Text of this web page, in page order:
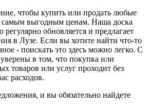
чтобы купить или продать любые
самым выгодным ценам. Наша доска
обновляется и предлагает
в Лузе. Если вы хотите найти что-то
- поискать это здесь можно легко. С
в том, что покупка или
товаров или услуг проходит без
расходов.
и вы обязательно найдете